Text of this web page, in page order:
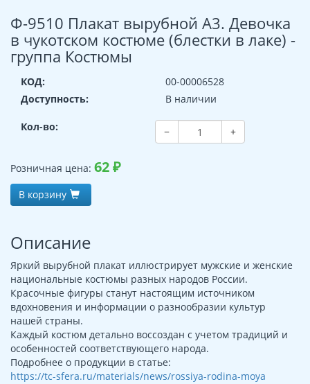
Ф-9510 Плакат вырубной А3. Девочка
в чукотском костюме (блестки в лаке) -
группа Костюмы
КОД:
00-00006528
Доступность:
В наличии
Кол-во: − +
Розничная цена: 62₽
В корзину
Описание
Яркий вырубной плакат иллюстрирует мужские и женские
национальные костюмы разных народов России.
Красочные фигуры станут настоящим источником
вдохновения и информации о разнообразии культур
нашей страны.
Каждый костюм детально воссоздан с учетом традиций и
особенностей соответствующего народа.
Подробнее о продукции в статье:
https://tc-sfera.ru/materials/news/rossiya-rodina-moya